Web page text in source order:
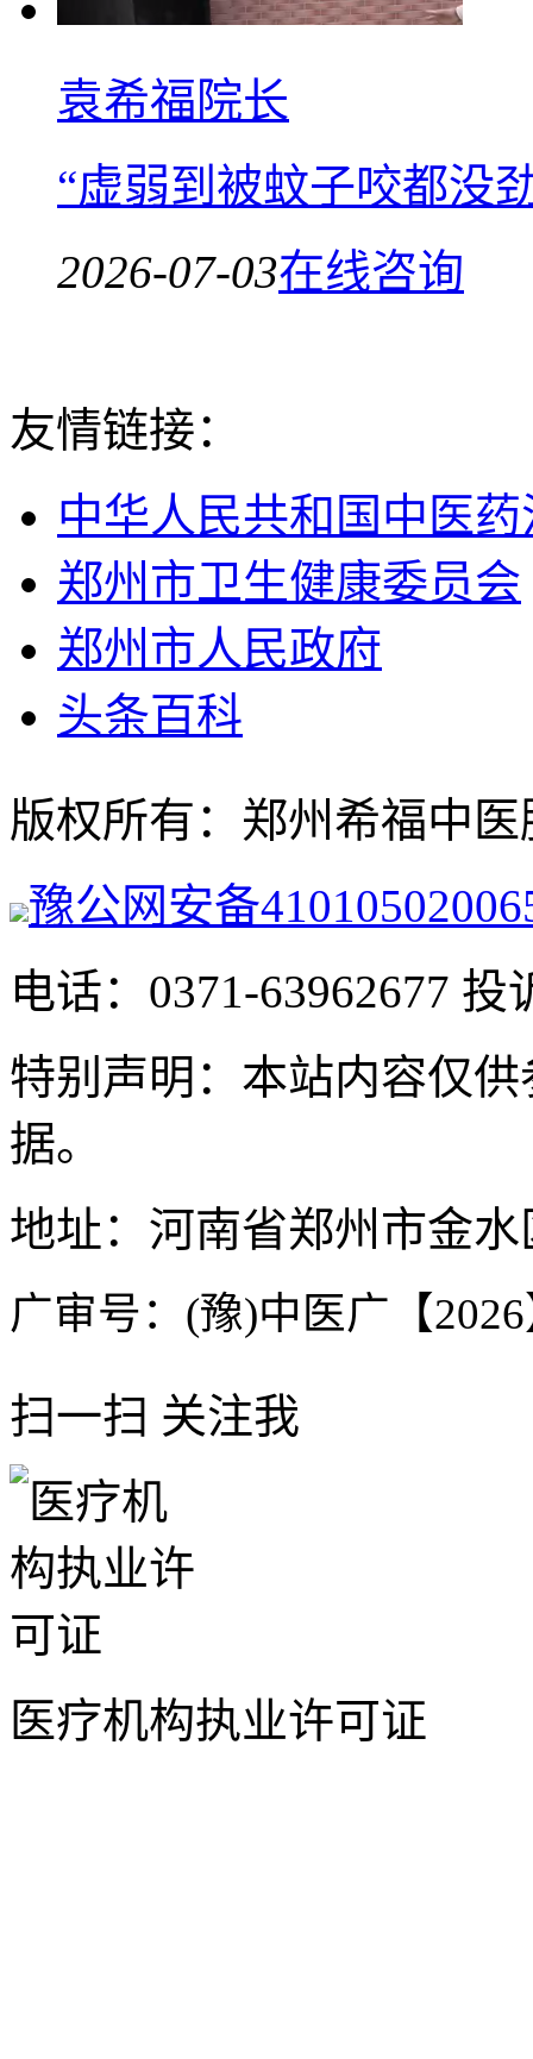
袁希福院长
“虚弱到被蚊子咬都没
2026-07-03在线咨询
友情链接：
中华人民共和国中医药
郑州市卫生健康委员会
郑州市人民政府
头条百科
版权所有：郑州希福中
豫公网安备
电话：0371-63962677 投
特别声明：本站内容仅
据。
地址：河南省郑州市金
广审号：(豫)中医广【
扫一扫 关注我
医疗机构执业许可证